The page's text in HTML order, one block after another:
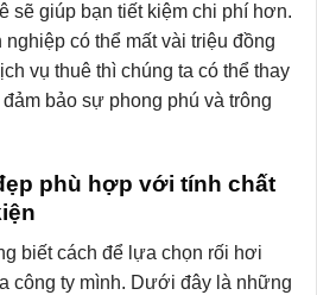
sẽ giúp bạn tiết kiệm chi phí hơn.
có thể mất vài triệu đồng
vụ thuê thì chúng ta có thể thay
bảo sự phong phú và trông
phù hợp với tính chất
biết cách để lựa chọn rối hơi
công ty mình. Dưới đây là những